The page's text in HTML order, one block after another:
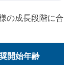
の成長段階に合
開始年齢